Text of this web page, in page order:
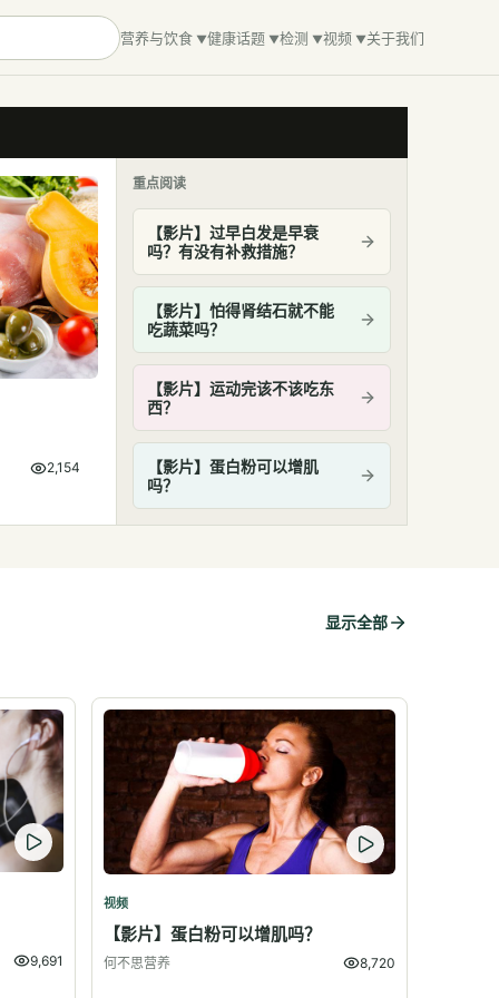
营养与饮食 健康话题 检测 视频 关于我们
2,154
重点阅读
【影片】过早白发是早衰
吗？有没有补救措施？
【影片】怕得肾结石就不能
吃蔬菜吗？
【影片】运动完该不该吃东
西？
【影片】蛋白粉可以增肌
吗？
显示全部
9,691
视频
【影片】蛋白粉可以增肌吗？
何不思营养 8,720